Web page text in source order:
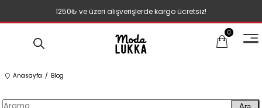
1250₺ ve üzeri alışverişlerde kargo ücretsiz!
0
Anasayfa Blog